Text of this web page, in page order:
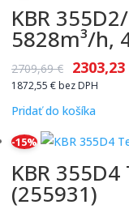
KBR
5828m³/h,
2709,69€ 2303,23
1872,55 € bez DPH
Pridať do košíka
-15%
KBR
(255931)